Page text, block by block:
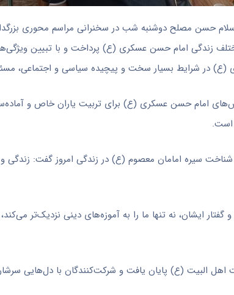
حسن مصلح دوشنبه شب در سخنرانی مراسم محوری
مختلف زندگی امام حسن عسکری (ع) پرداخت و با تبیین
(ع) در شرایط بسیار سخت و پیچیده سیاسی و اجتماعی،
امام حسن عسکری (ع) برای تربیت یاران خاص و
است.
شناخت سیره امامان معصوم (ع) در زندگی امروز گفت: زندگی
ایشان، نه تنها ما را به آموزه‌های دینی نزدیک‌تر
اهل البیت (ع) پایان یافت و شرکت‌کنندگان با دل‌هایی